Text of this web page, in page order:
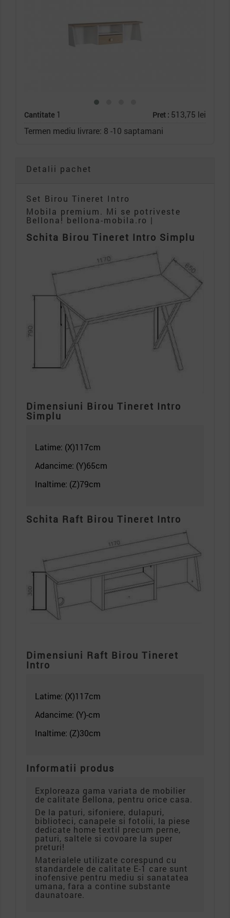
Cantitate1 Pret : 513,75 lei
Termen mediu livrare: 8 -10 saptamani
Detalii pachet
Set Birou Tineret Intro
Mobila premium. Mi se potriveste
Bellona! bellona-mobila.ro |
Schita Birou Tineret Intro Simplu
Dimensiuni Birou Tineret Intro
Simplu
Latime: (X)117cm
Adancime: (Y)65cm
Inaltime: (Z)79cm
Schita Raft Birou Tineret Intro
Dimensiuni Raft Birou Tineret
Intro
Latime: (X)117cm
Adancime: (Y)-cm
Inaltime: (Z)30cm
Informatii produs
Exploreaza gama variata de mobilier
de calitate Bellona, pentru orice casa.
De la paturi, sifoniere, dulapuri,
biblioteci, canapele si fotolii, la piese
dedicate home textil precum perne,
paturi, saltele si covoare la super
preturi!
Materialele utilizate corespund cu
standardele de calitate E-1 care sunt
inofensive pentru mediu si sanatatea
umana, fara a contine substante
daunatoare.